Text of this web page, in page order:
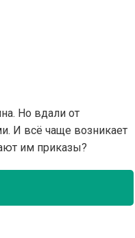
Но вдали от
И всё чаще возникает
им приказы?